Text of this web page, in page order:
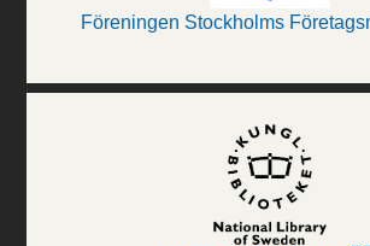
Föreningen Stockholms